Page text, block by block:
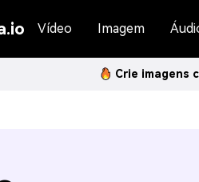
Vídeo Imagem
Crie imagens